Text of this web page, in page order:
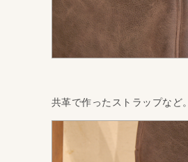
共革で作ったストラップなど。